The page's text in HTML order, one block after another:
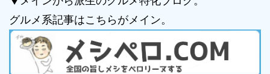
グルメ系記事はこちらがメイン。